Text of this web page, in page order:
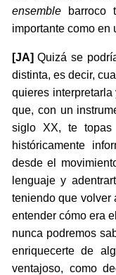
ensemblebarroco
importante como en
[JA] Quizá se
distinta, es decir,
quieres
que, con un
siglo XX, te
históricamente
desde el
lenguaje y
teniendo que volver
entender cómo era
nunca podremos
enriquecerte de
ventajoso, como